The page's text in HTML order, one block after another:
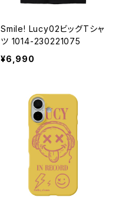
Smile! Lucy02ビッグTシャ
ツ 1014-230221075
¥6,990